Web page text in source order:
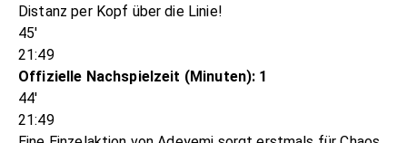
Distanz per Kopf über die Linie!
45'
21:49
Offizielle Nachspielzeit (Minuten): 1
44'
21:49